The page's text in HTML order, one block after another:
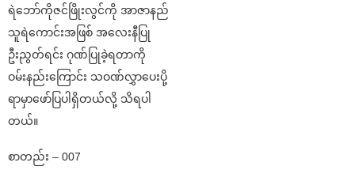
ရဲဘော်ကိုဇင်ဖြိုးလွင်ကို အာဇာနည်
သူရဲကောင်းအဖြစ် အလေးနီပြု
ဦးညွတ်ရင်း ဂုဏ်ပြုခဲ့ရတာကို
ဝမ်းနည်းကြောင်း သဝဏ်လွှာပေးပို့
ရာမှာဖော်ပြပါရှိတယ်လို့ သိရပါ
တယ်။
စာတည်း – 007